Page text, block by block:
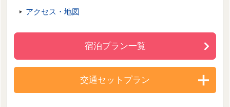
アクセス・地図
宿泊プラン一覧
交通セットプラン